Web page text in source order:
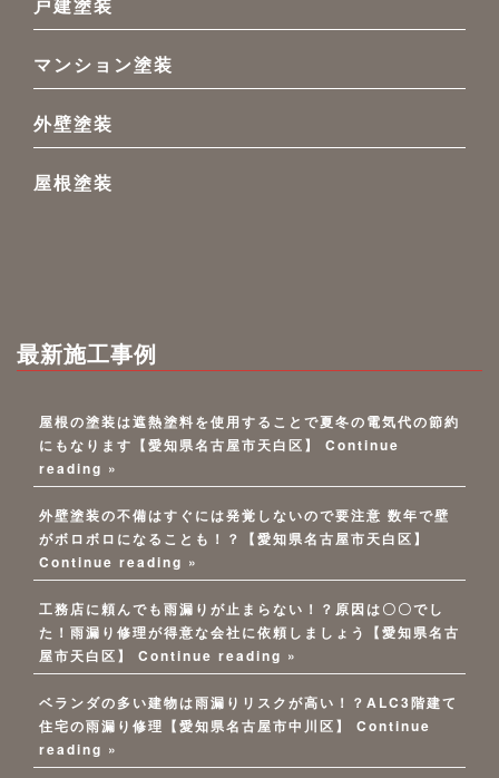
戸建塗装
マンション塗装
外壁塗装
屋根塗装
最新施工事例
屋根の塗装は遮熱塗料を使用することで夏冬の電気代の節約
にもなります【愛知県名古屋市天白区】
Continue
reading »
外壁塗装の不備はすぐには発覚しないので要注意 数年で壁
がボロボロになることも！？【愛知県名古屋市天白区】
Continue reading »
工務店に頼んでも雨漏りが止まらない！？原因は〇〇でし
た！雨漏り修理が得意な会社に依頼しましょう【愛知県名古
屋市天白区】
Continue reading »
ベランダの多い建物は雨漏りリスクが高い！？ALC3階建て
住宅の雨漏り修理【愛知県名古屋市中川区】
Continue
reading »